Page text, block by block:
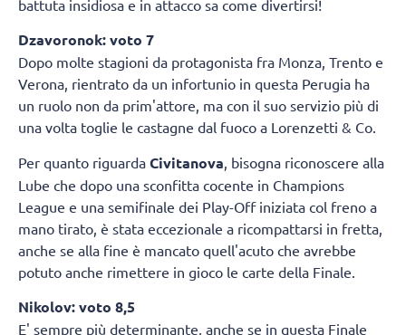
battuta insidiosa e in attacco sa come divertirsi!
Dzavoronok: voto 7
Dopo molte stagioni da protagonista fra Monza, Trento e
Verona, rientrato da un infortunio in questa Perugia ha
un ruolo non da prim'attore, ma con il suo servizio più di
una volta toglie le castagne dal fuoco a Lorenzetti & Co.
Per quanto riguarda Civitanova , bisogna riconoscere alla
Lube che dopo una sconfitta cocente in Champions
League e una semifinale dei Play-Off iniziata col freno a
mano tirato, è stata eccezionale a ricompattarsi in fretta,
anche se alla fine è mancato quell'acuto che avrebbe
potuto anche rimettere in gioco le carte della Finale.
Nikolov: voto 8,5
E' sempre più determinante, anche se in questa Finale